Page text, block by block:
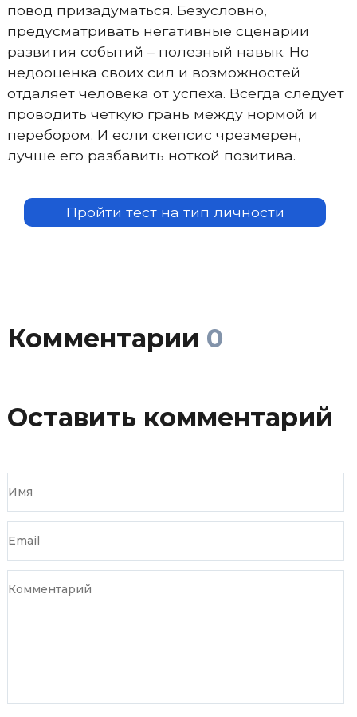
повод призадуматься. Безусловно,
предусматривать негативные сценарии
развития событий – полезный навык. Но
недооценка своих сил и возможностей
отдаляет человека от успеха. Всегда следует
проводить четкую грань между нормой и
перебором. И если скепсис чрезмерен,
лучше его разбавить ноткой позитива.
Пройти тест на тип личности
Комментарии 0
Оставить комментарий